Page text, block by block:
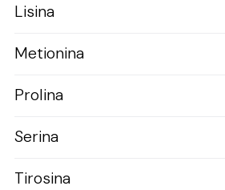
Lisina
Metionina
Prolina
Serina
Tirosina